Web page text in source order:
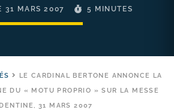
31 MARS 2007 5 MINUTES
LE CARDINAL BERTONE ANNONCE LA
DU « MOTU PROPRIO » SUR LA MESSE
31 MARS 2007